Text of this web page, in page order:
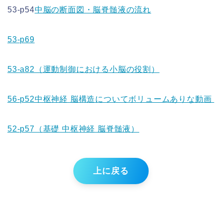
53-p54中脳の断面図・脳脊髄液の流れ
53-p69
53-a82（運動制御における小脳の役割）
56-p52中枢神経 脳構造についてボリュームありな動画
52-p57（基礎 中枢神経 脳脊髄液）
上に戻る